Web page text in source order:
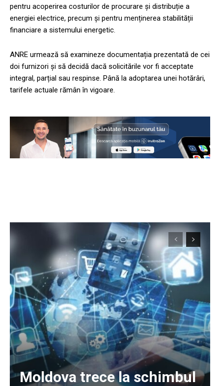
pentru acoperirea costurilor de procurare și distribuție a
energiei electrice, precum și pentru menținerea stabilității
financiare a sistemului energetic.
ANRE urmează să examineze documentația prezentată de cei
doi furnizori și să decidă dacă solicitările vor fi acceptate
integral, parțial sau respinse. Până la adoptarea unei hotărâri,
tarifele actuale rămân în vigoare.
Moldova trece la schimbul